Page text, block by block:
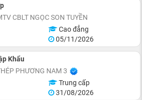
CBLT NGỌC SON TUYỀN
Cao đẳng
05/11/2026
Khẩu
PHƯƠNG NAM 3
Trung cấp
31/08/2026